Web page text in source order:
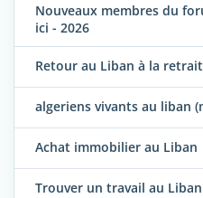
Nouveaux membres du
ici - 2026
Retour au Liban à la
algeriens vivants au liban
Achat immobilier au Liban
Trouver un travail au Liban